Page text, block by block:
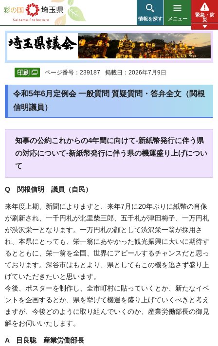
彩の国 埼玉県
情報を探す メニュー
緊急・防
災
ページ番号：239187 掲載日：2026年7月9日
令和5年6月定例会 一般質問 質疑質問・答弁全文（関根
信明議員）
知事の公約これからの4年間に向けて-新紙幣発行に伴う県
の対応について-新紙幣発行に伴う県の機運盛り上げについ
て
Q 関根信明 議員（自民）
来年度上期、新聞によりますと、来年7月に20年ぶりに紙幣の肖像
が刷新され、一千円札が北里柴三郎、五千札が津田梅子、一万円札
が渋沢栄一となります。一万円札の顔として渋沢栄一翁が採用さ
れ、本県にとっても、栄一翁にあやかった観光振興に大いに期待す
るとともに、栄一翁を全国、世界にアピールするチャンスだと思っ
ております。深谷市はもとより、県としてもこの機を逃さず盛り上
げていただきたいと思います。
今後、ポスターを制作し、全市町村に貼っていくとか、新たなイベ
ントを企画するとか、県を挙げて機運を盛り上げていくべきと考え
ますが、今後どのように取り組んでいくのか、産業労働部長の御見
解をお伺いいたします。
A 目良聡 産業労働部長